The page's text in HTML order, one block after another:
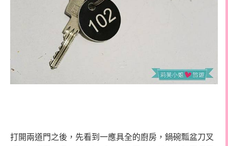
打開兩道門之後，先看到一應具全的廚房，鍋碗瓢盆刀叉